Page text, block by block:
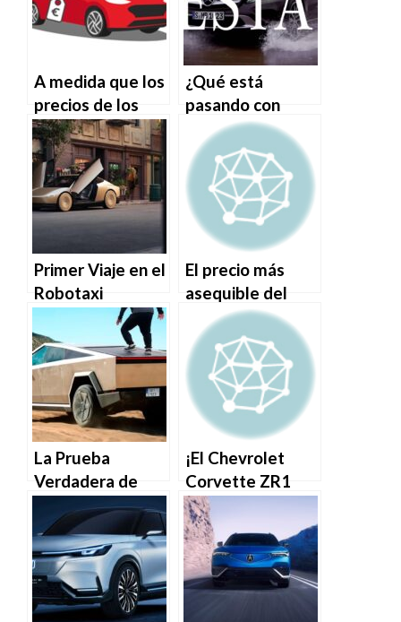
A medida que los
precios de los
coches usados
bajan, los precios
de los vehículos
eléctricos usados
bajan aún más.
¿Qué está
pasando con
Mercedes-Benz?
Primer Viaje en el
Robotaxi
Cybercab de
Tesla:
Sobreviviendo un
Viaje en el Primer
Coche Autónomo
de Tesla.
El precio más
asequible del
SUV eléctrico
Polestar 3 de
2025 realmente
no cambia las
matemáticas.
La Prueba
Verdadera de
Camiones sin
Exageraciones
¡El Chevrolet
Corvette ZR1
2025 reclama un
tiempo
ABSURDO de 0-
60!